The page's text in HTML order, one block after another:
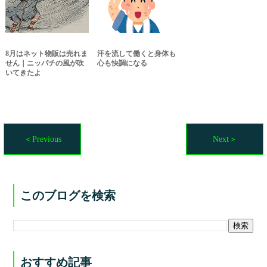
8月はネット物販は売れま
せん｜ニッパチの風が吹
いてきたよ
汗を流して働くと身体も
心も快調になる
＜Previous Next＞
このブログを検索
おすすめ記事